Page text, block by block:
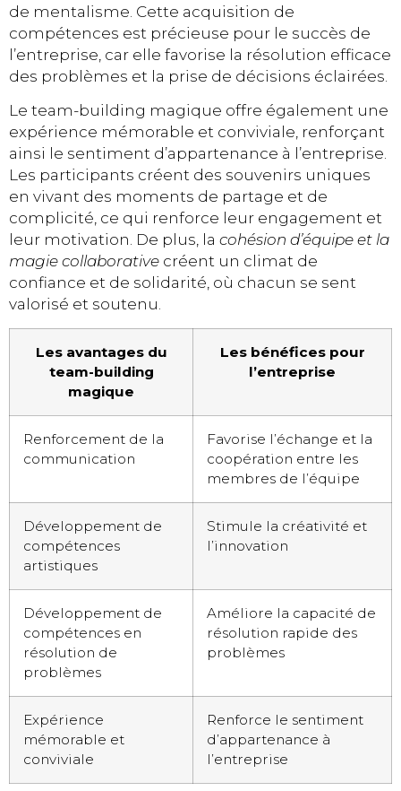
de mentalisme. Cette acquisition de
compétences est précieuse pour le succès de
l’entreprise, car elle favorise la résolution efficace
des problèmes et la prise de décisions éclairées.
Le team-building magique offre également une
expérience mémorable et conviviale, renforçant
ainsi le sentiment d’appartenance à l’entreprise.
Les participants créent des souvenirs uniques
en vivant des moments de partage et de
complicité, ce qui renforce leur engagement et
leur motivation. De plus, la cohésion d’équipe et la
magie collaborative créent un climat de
confiance et de solidarité, où chacun se sent
valorisé et soutenu.
Les avantages du
team-building
magique
Les bénéfices pour
l’entreprise
Renforcement de la
communication
Favorise l’échange et la
coopération entre les
membres de l’équipe
Développement de
compétences
artistiques
Stimule la créativité et
l’innovation
Développement de
compétences en
résolution de
problèmes
Améliore la capacité de
résolution rapide des
problèmes
Expérience
mémorable et
conviviale
Renforce le sentiment
d’appartenance à
l’entreprise